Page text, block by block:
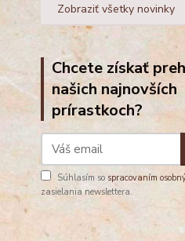
Zobraziť všetky novinky
Chcete získať
našich najnovších
prírastkoch?
Súhlasím so spracovaním
zasielania newslettera.